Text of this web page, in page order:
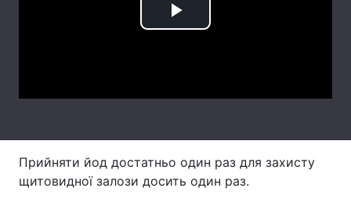
Play
Прийняти йод достатньо один раз для захисту
щитовидної залози досить один раз.